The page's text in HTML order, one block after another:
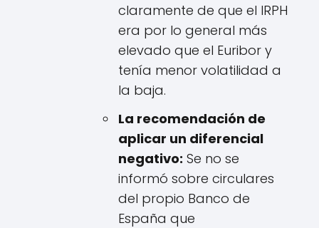
claramente de que el IRPH
era por lo general más
elevado que el Euribor y
tenía menor volatilidad a
la baja.
La recomendación de
aplicar un diferencial
negativo: Se no se
informó sobre circulares
del propio Banco de
España que